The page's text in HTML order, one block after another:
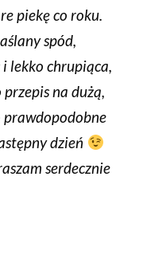
piekę co roku.
spód,
lekko chrupiąca,
na dużą,
prawdopodobne
dzień
serdecznie